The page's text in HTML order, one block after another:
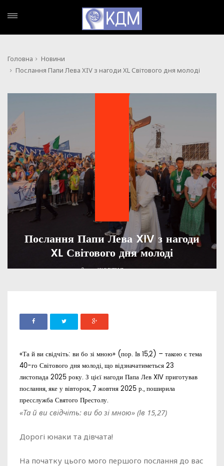
Головна
Новини
Послання Папи Лева XIV з нагоди XL Світового дня молоді
Послання Папи Лева XIV з нагоди
XL Світового дня молоді
ADMIN 07 ЖОВТНЯ, 2025 933
«Та й ви свідчіть: ви бо зі мною» (пор. Ів 15,2) – такою є тема
40-го Світового дня молоді, що відзначатиметься 23
листопада 2025 року. З цієї нагоди Папа Лев XIV приготував
послання, яке у вівторок, 7 жовтня 2025 р., поширила
пресслужба Святого Престолу.
«Та й ви свідчіть: ви бо зі мною» (Ів 15,27)
Дорогі юнаки та дівчата!
На початку цього мого першого послання до вас